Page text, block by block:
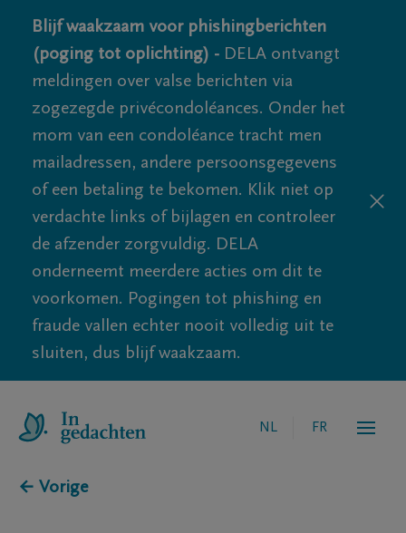
Blijf waakzaam voor phishingberichten
(poging tot oplichting) - DELA ontvangt
meldingen over valse berichten via
zogezegde privécondoléances. Onder het
mom van een condoléance tracht men
mailadressen, andere persoonsgegevens
of een betaling te bekomen. Klik niet op
verdachte links of bijlagen en controleer
de afzender zorgvuldig. DELA
onderneemt meerdere acties om dit te
voorkomen. Pogingen tot phishing en
fraude vallen echter nooit volledig uit te
sluiten, dus blijf waakzaam.
NL FR
← Vorige